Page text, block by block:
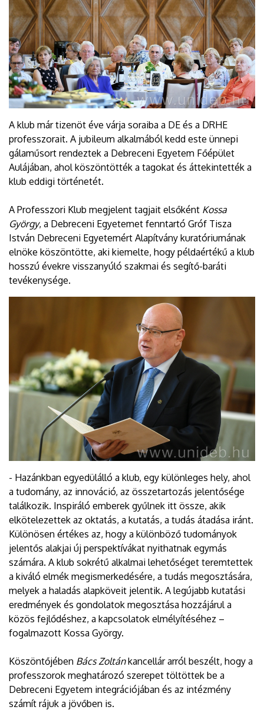
A klub már tizenöt éve várja soraiba a DE és a DRHE
professzorait. A jubileum alkalmából kedd este ünnepi
gálaműsort rendeztek a Debreceni Egyetem Főépület
Aulájában, ahol köszöntötték a tagokat és áttekintették a
klub eddigi történetét.
A Professzori Klub megjelent tagjait elsőként Kossa
György, a Debreceni Egyetemet fenntartó Gróf Tisza
István Debreceni Egyetemért Alapítvány kuratóriumának
elnöke köszöntötte, aki kiemelte, hogy példaértékű a klub
hosszú évekre visszanyúló szakmai és segítő-baráti
tevékenysége.
- Hazánkban egyedülálló a klub, egy különleges hely, ahol
a tudomány, az innováció, az összetartozás jelentősége
találkozik. Inspiráló emberek gyűlnek itt össze, akik
elkötelezettek az oktatás, a kutatás, a tudás átadása iránt.
Különösen értékes az, hogy a különböző tudományok
jelentős alakjai új perspektívákat nyithatnak egymás
számára. A klub sokrétű alkalmai lehetőséget teremtettek
a kiváló elmék megismerkedésére, a tudás megosztására,
melyek a haladás alapköveit jelentik. A legújabb kutatási
eredmények és gondolatok megosztása hozzájárul a
közös fejlődéshez, a kapcsolatok elmélyítéséhez –
fogalmazott Kossa György.
Köszöntőjében Bács Zoltánkancellár arról beszélt, hogy a
professzorok meghatározó szerepet töltöttek be a
Debreceni Egyetem integrációjában és az intézmény
számít rájuk a jövőben is.